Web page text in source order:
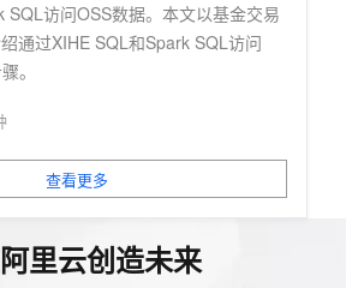
SQL访问OSS数据。本文以基金交易
通过XIHE SQL和Spark SQL访问
。
查看更多
里云创造未来